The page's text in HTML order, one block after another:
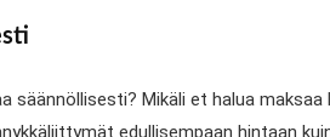
Mikäli et halua
edullisempaan hintaan